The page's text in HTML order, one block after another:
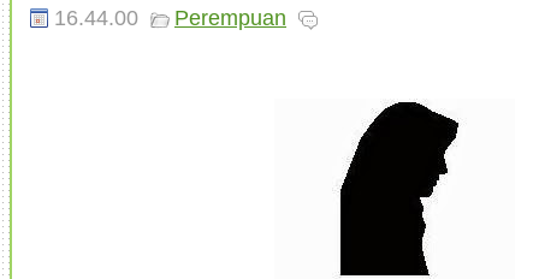
16.44.00 Perempuan